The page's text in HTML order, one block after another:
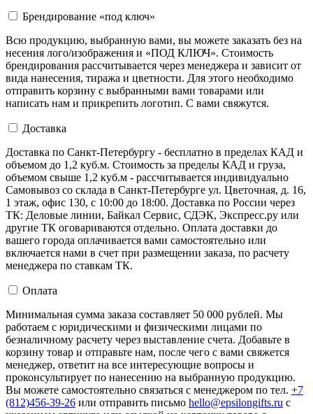
Брендирование «под ключ»
Всю продукцию, выбранную вами, вы можете заказать без на
несения лого/изображения и «ПОД КЛЮЧ». Стоимость
брендирования рассчитывается через менеджера и зависит от
вида нанесения, тиража и цветности. Для этого необходимо
отправить корзину с выбранными вами товарами или
написать нам и прикрепить логотип. С вами свяжутся.
Доставка
Доставка по Санкт-Петербургу - бесплатно в пределах КАД и
объемом до 1,2 куб.м. Стоимость за пределы КАД и груза,
объемом свыше 1,2 куб.м - рассчитывается индивидуально
Самовывоз со склада в Санкт-Петербурге ул. Цветочная, д. 16,
1 этаж, офис 130, с 10:00 до 18:00. Доставка по России через
ТК: Деловые линии, Байкал Сервис, СДЭК, Экспресс.ру или
другие ТК оговариваются отдельно. Оплата доставки до
вашего города оплачивается вами самостоятельно или
включается нами в счет при размещении заказа, по расчету
менеджера по ставкам ТК.
Оплата
Минимальная сумма заказа составляет 50 000 рублей. Мы
работаем с юридическими и физическими лицами по
безналичному расчету через выставление счета. Добавьте в
корзину товар и отправьте нам, после чего с вами свяжется
менеджер, ответит на все интересующие вопросы и
проконсультирует по нанесению на выбранную продукцию.
Вы можете самостоятельно связаться с менеджером по тел. +7
(812)456-39-26 или отправить письмо hello@epsilongifts.ru с